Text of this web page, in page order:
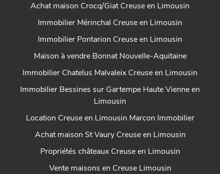
Achat maison Crocq/Giat Creuse en Limousin
Immobilier Mérinchal Creuse en Limousin
Immobilier Pontarion Creuse en Limousin
Maison à vendre Bonnat Nouvelle-Aquitaine
Immobilier Chatelus Malvaleix Creuse en Limousin
Immobilier Bessines sur Gartempe Haute Vienne en
Limousin
Location Creuse en Limousin Marcon Immobilier
Achat maison St Vaury Creuse en Limousin
Propriétés châteaux Creuse en Limousin
Vente maisons en Creuse Limousin